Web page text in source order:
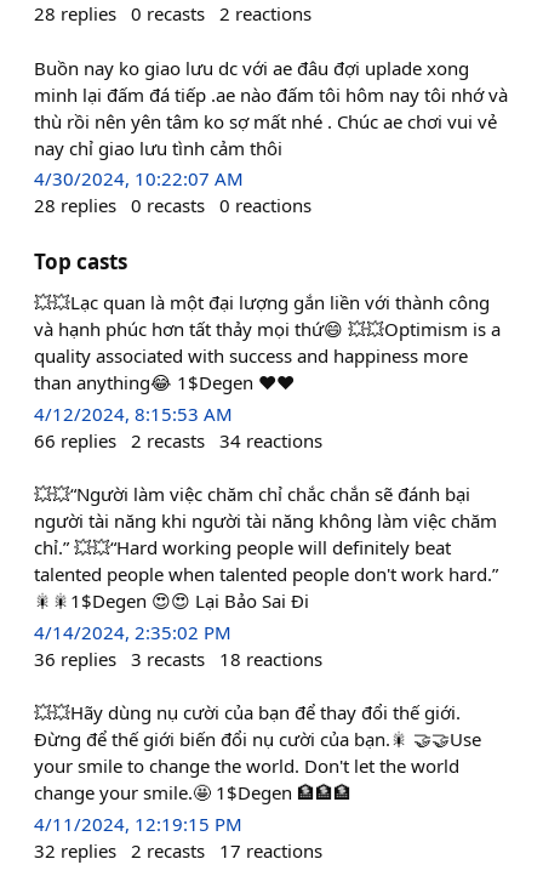
28 replies 0 recasts 2 reactions
Buồn nay ko giao lưu dc với ae đâu đợi uplade xong
minh lại đấm đá tiếp .ae nào đấm tôi hôm nay tôi nhớ và
thù rồi nên yên tâm ko sợ mất nhé . Chúc ae chơi vui vẻ
nay chỉ giao lưu tình cảm thôi
4/30/2024, 10:22:07 AM
28 replies 0 recasts 0 reactions
Top casts
💥💥Lạc quan là một đại lượng gắn liền với thành công
và hạnh phúc hơn tất thảy mọi thứ😄 💥💥Optimism is a
quality associated with success and happiness more
than anything😂 1$Degen ❤️❤️
4/12/2024, 8:15:53 AM
66 replies 2 recasts 34 reactions
💥💥“Người làm việc chăm chỉ chắc chắn sẽ đánh bại
người tài năng khi người tài năng không làm việc chăm
chỉ.” 💥💥“Hard working people will definitely beat
talented people when talented people don't work hard.”
🎇🎇1$Degen 😍😍 Lại Bảo Sai Đi
4/14/2024, 2:35:02 PM
36 replies 3 recasts 18 reactions
💥💥Hãy dùng nụ cười của bạn để thay đổi thế giới.
Đừng để thế giới biến đổi nụ cười của bạn.🎇 🤝🤝Use
your smile to change the world. Don't let the world
change your smile.🤩 1$Degen 🏦🏦🏦
4/11/2024, 12:19:15 PM
32 replies 2 recasts 17 reactions